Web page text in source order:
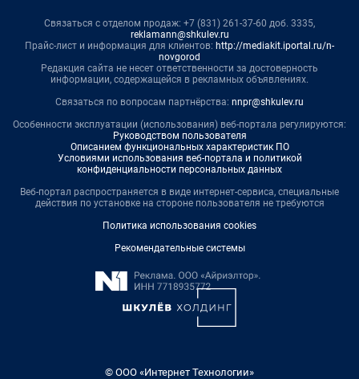
Связаться с отделом продаж: +7 (831) 261-37-60 доб. 3335,
reklamann@shkulev.ru
Прайс-лист и информация для клиентов: http://mediakit.iportal.ru/n-
novgorod
Редакция сайта не несет ответственности за достоверность
информации, содержащейся в рекламных объявлениях.
Связаться по вопросам партнёрства: nnpr@shkulev.ru
Особенности эксплуатации (использования) веб-портала регулируются:
Руководством пользователя
Описанием функциональных характеристик ПО
Условиями использования веб-портала и политикой
конфиденциальности персональных данных
Веб-портал распространяется в виде интернет-сервиса, специальные
действия по установке на стороне пользователя не требуются
Политика использования cookies
Рекомендательные системы
© ООО «Интернет Технологии»